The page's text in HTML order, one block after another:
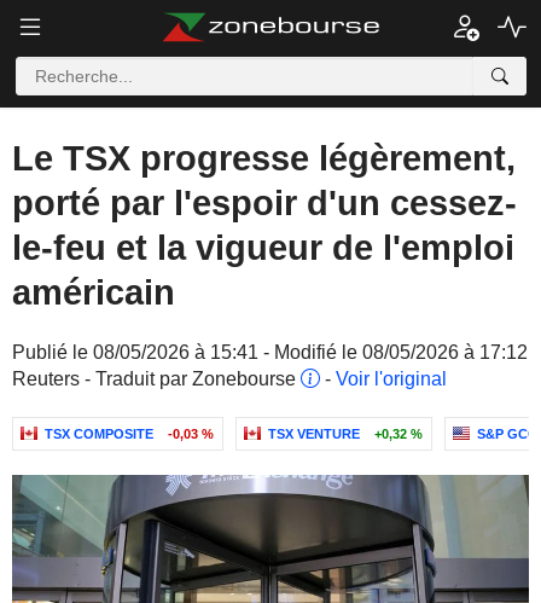
Le TSX progresse légèrement,
porté par l'espoir d'un cessez-
le-feu et la vigueur de l'emploi
américain
Publié le 08/05/2026 à 15:41 - Modifié le 08/05/2026 à 17:12
Reuters - Traduit par Zonebourse
- Voir l'original
TSX COMPOSITE -0,03 % TSX VENTURE +0,32 % S&P GCC